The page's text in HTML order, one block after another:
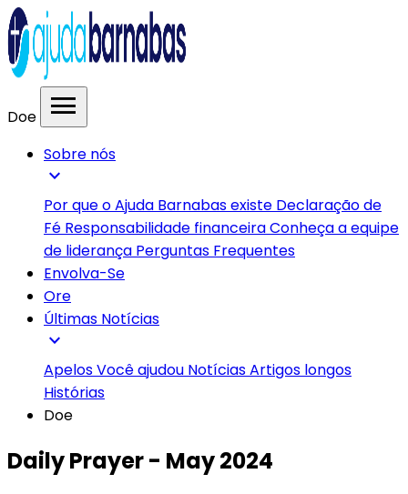
Doe menu
Sobre nós
expand_more
Por que o Ajuda Barnabas existe Declaração de
Fé Responsabilidade financeiraConheça a equipe
de liderança Perguntas Frequentes
Envolva-Se
Ore
Últimas Notícias
expand_more
ApelosVocê ajudou NotíciasArtigos longos
Histórias
Doe
Daily Prayer - May 2024